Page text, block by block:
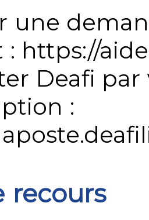
une
https://
Deafi
:
recours